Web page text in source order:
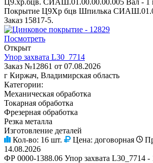
Покрытие Ц9Хр бцв Шпилька
Заказ 15817-5.
Посмотреть
Открыт
Упор захвата L30_7714
Заказ №12861 от 07.08.2026
г Киржач, Владимирская область
Категории:
Механическая обработка
Токарная обработка
Фрезерная обработка
Резка металла
Изготовление деталей
Кол-во: 16 шт. Цена: договорная
14.08.2026
ФР 0000-1388.06 Упор захвата L30_7714 -